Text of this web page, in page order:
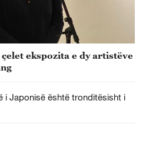
ekspozita e dy artistëve
i Japonisë është tronditësisht i